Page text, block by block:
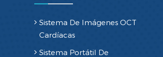
Sistema De Imágenes OCT
Cardíacas
Sistema Portátil De